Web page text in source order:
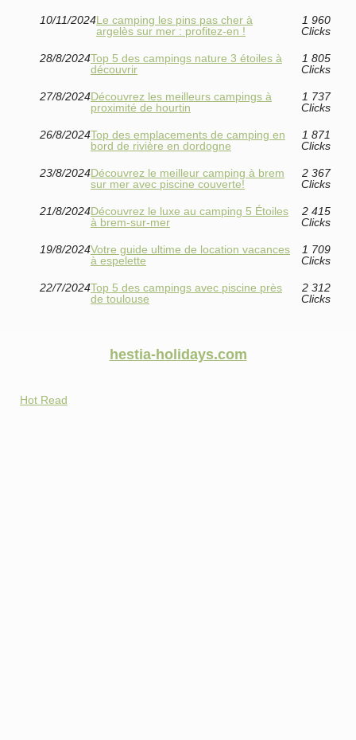
10/11/2024Le camping les pins pas cher à
argelès sur mer : profitez-en !
1 960
Clicks
28/8/2024Top 5 des campings nature 3 étoiles à
découvrir
1 805
Clicks
27/8/2024Découvrez les meilleurs campings à
proximité de hourtin
1 737
Clicks
26/8/2024Top des emplacements de camping en
bord de rivière en dordogne
1 871
Clicks
23/8/2024Découvrez le meilleur camping à brem
sur mer avec piscine couverte!
2 367
Clicks
21/8/2024Découvrez le luxe au camping 5 Étoiles
à brem-sur-mer
2 415
Clicks
19/8/2024Votre guide ultime de location vacances
à espelette
1 709
Clicks
22/7/2024Top 5 des campings avec piscine près
de toulouse
2 312
Clicks
hestia-holidays.com
Hot Read